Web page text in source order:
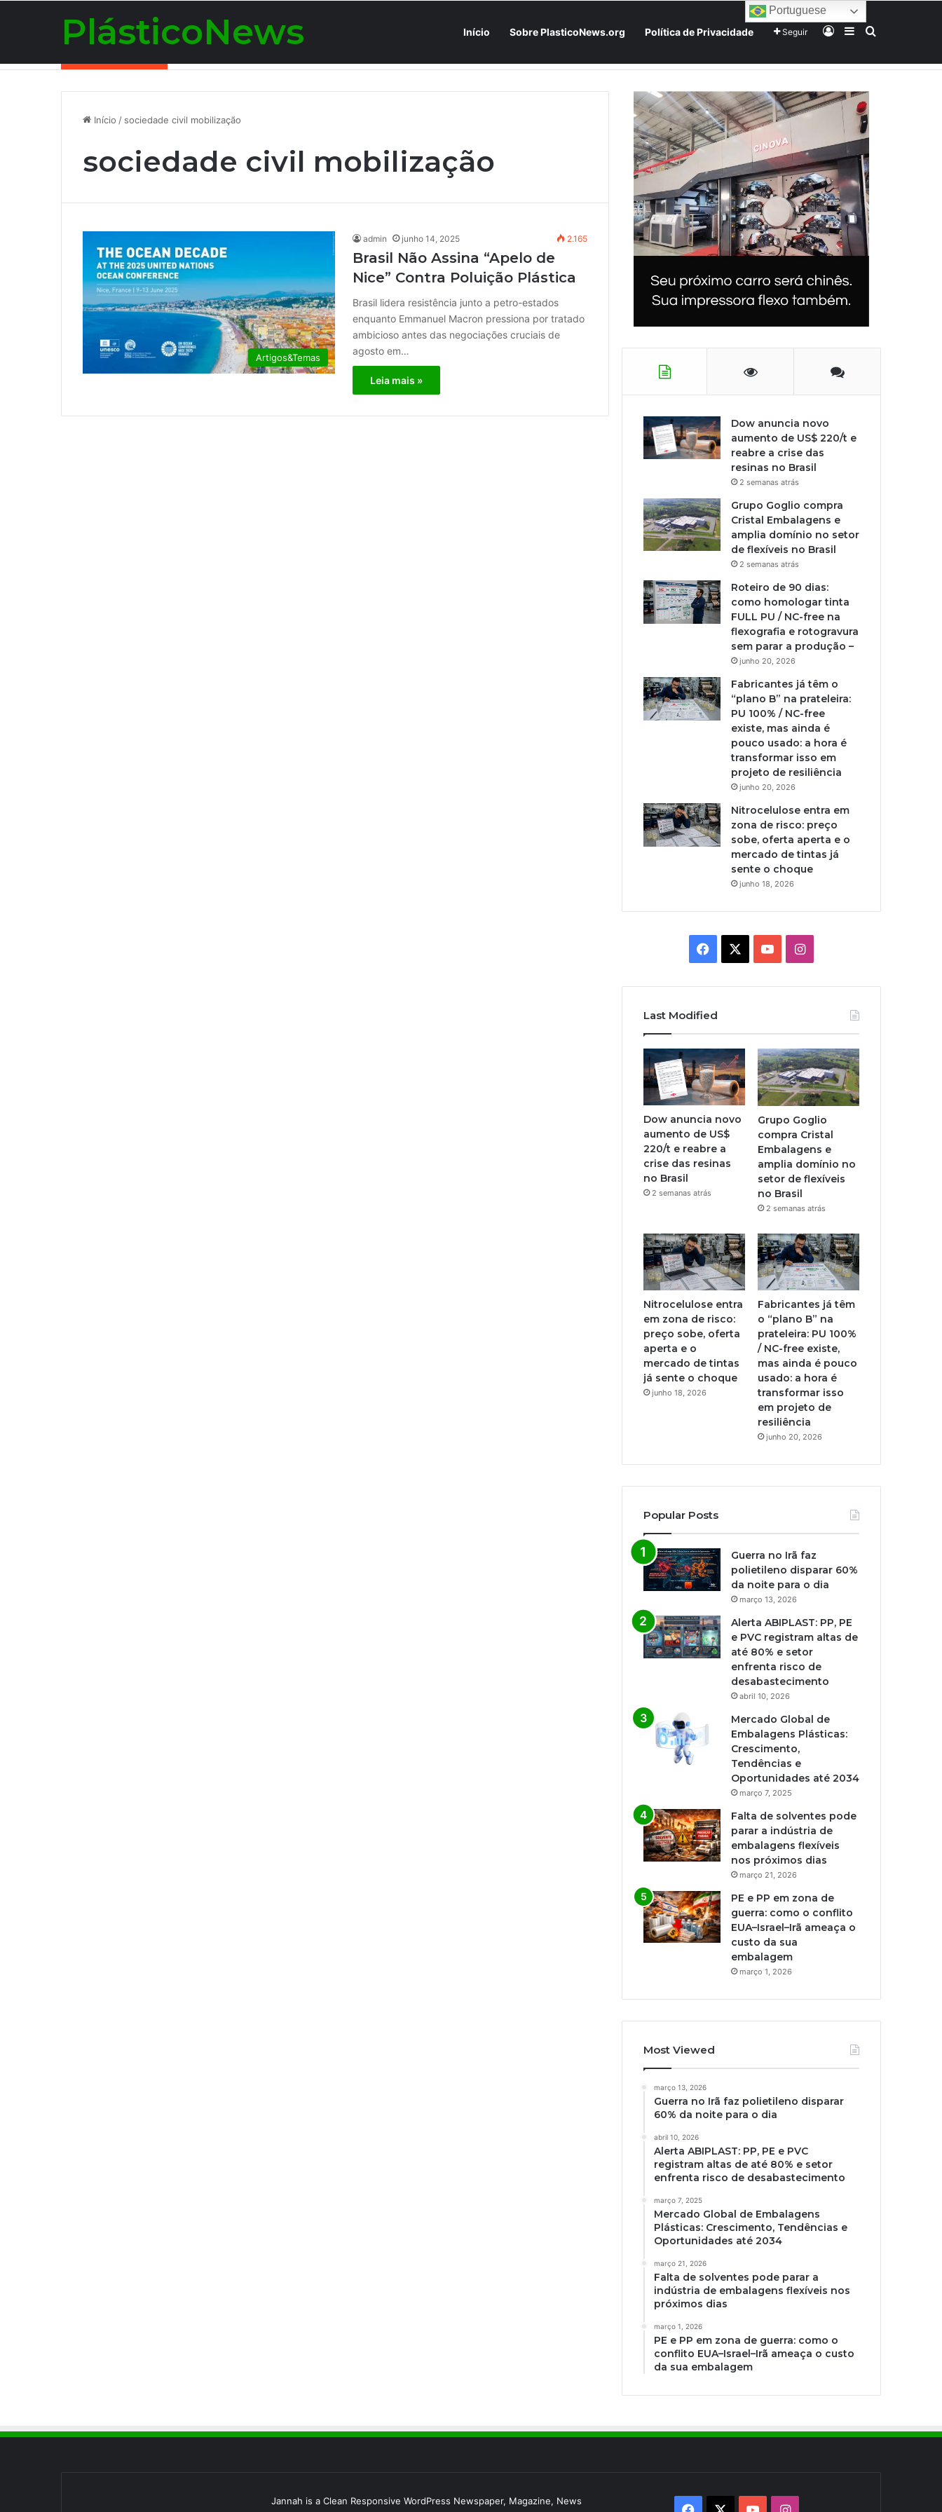
PlásticoNews Início Sobre PlasticoNews.org Política de Privacidade Seguir EntrarBarra Lateral
Procurar por
Início / sociedade civil mobilização
sociedade civil mobilização
Artigos&Temas
admin junho 14, 2025 2.165
Brasil Não Assina “Apelo de
Nice” Contra Poluição Plástica
Brasil lidera resistência junto a petro-estados
enquanto Emmanuel Macron pressiona por tratado
ambicioso antes das negociações cruciais de
agosto em…
Leia mais »
Dow anuncia novo
aumento de US$ 220/t e
reabre a crise das
resinas no Brasil
2 semanas atrás
Grupo Goglio compra
Cristal Embalagens e
amplia domínio no setor
de flexíveis no Brasil
2 semanas atrás
Roteiro de 90 dias:
como homologar tinta
FULL PU / NC-free na
flexografia e rotogravura
sem parar a produção –
junho 20, 2026
Fabricantes já têm o
“plano B” na prateleira:
PU 100% / NC-free
existe, mas ainda é
pouco usado: a hora é
transformar isso em
projeto de resiliência
junho 20, 2026
Nitrocelulose entra em
zona de risco: preço
sobe, oferta aperta e o
mercado de tintas já
sente o choque
junho 18, 2026
Facebook YouTubeInstagram
Last Modified
Dow anuncia novo
aumento de US$
220/t e reabre a
crise das resinas
no Brasil
2 semanas atrás
Grupo Goglio
compra Cristal
Embalagens e
amplia domínio no
setor de flexíveis
no Brasil
2 semanas atrás
Nitrocelulose entra
em zona de risco:
preço sobe, oferta
aperta e o
mercado de tintas
já sente o choque
junho 18, 2026
Fabricantes já têm
o “plano B” na
prateleira: PU 100%
/ NC-free existe,
mas ainda é pouco
usado: a hora é
transformar isso
em projeto de
resiliência
junho 20, 2026
Popular Posts
Guerra no Irã faz
polietileno disparar 60%
da noite para o dia
março 13, 2026
Alerta ABIPLAST: PP, PE
e PVC registram altas de
até 80% e setor
enfrenta risco de
desabastecimento
abril 10, 2026
Mercado Global de
Embalagens Plásticas:
Crescimento,
Tendências e
Oportunidades até 2034
março 7, 2025
Falta de solventes pode
parar a indústria de
embalagens flexíveis
nos próximos dias
março 21, 2026
PE e PP em zona de
guerra: como o conflito
EUA–Israel–Irã ameaça o
custo da sua
embalagem
março 1, 2026
Most Viewed
março 13, 2026
Guerra no Irã faz polietileno disparar
60% da noite para o dia
abril 10, 2026
Alerta ABIPLAST: PP, PE e PVC
registram altas de até 80% e setor
enfrenta risco de desabastecimento
março 7, 2025
Mercado Global de Embalagens
Plásticas: Crescimento, Tendências e
Oportunidades até 2034
março 21, 2026
Falta de solventes pode parar a
indústria de embalagens flexíveis nos
próximos dias
março 1, 2026
PE e PP em zona de guerra: como o
conflito EUA–Israel–Irã ameaça o custo
da sua embalagem
Jannah is a Clean Responsive WordPress Newspaper, Magazine, News
Facebook YouTubeInstagram
Portuguese